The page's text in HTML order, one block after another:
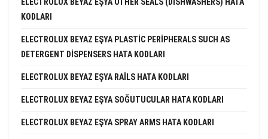
KODLARI
ELECTROLUX BEYAZ EŞYA PLASTIC PERIPHERALS SUCH AS
DETERGENT DISPENSERS HATA KODLARI
ELECTROLUX BEYAZ EŞYA RAILS HATA KODLARI
ELECTROLUX BEYAZ EŞYA SOĞUTUCULAR HATA KODLARI
ELECTROLUX BEYAZ EŞYA SPRAY ARMS HATA KODLARI